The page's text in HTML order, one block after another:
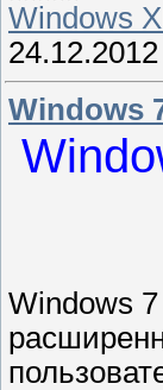
Windows
24.12.2012
Windows
Windows